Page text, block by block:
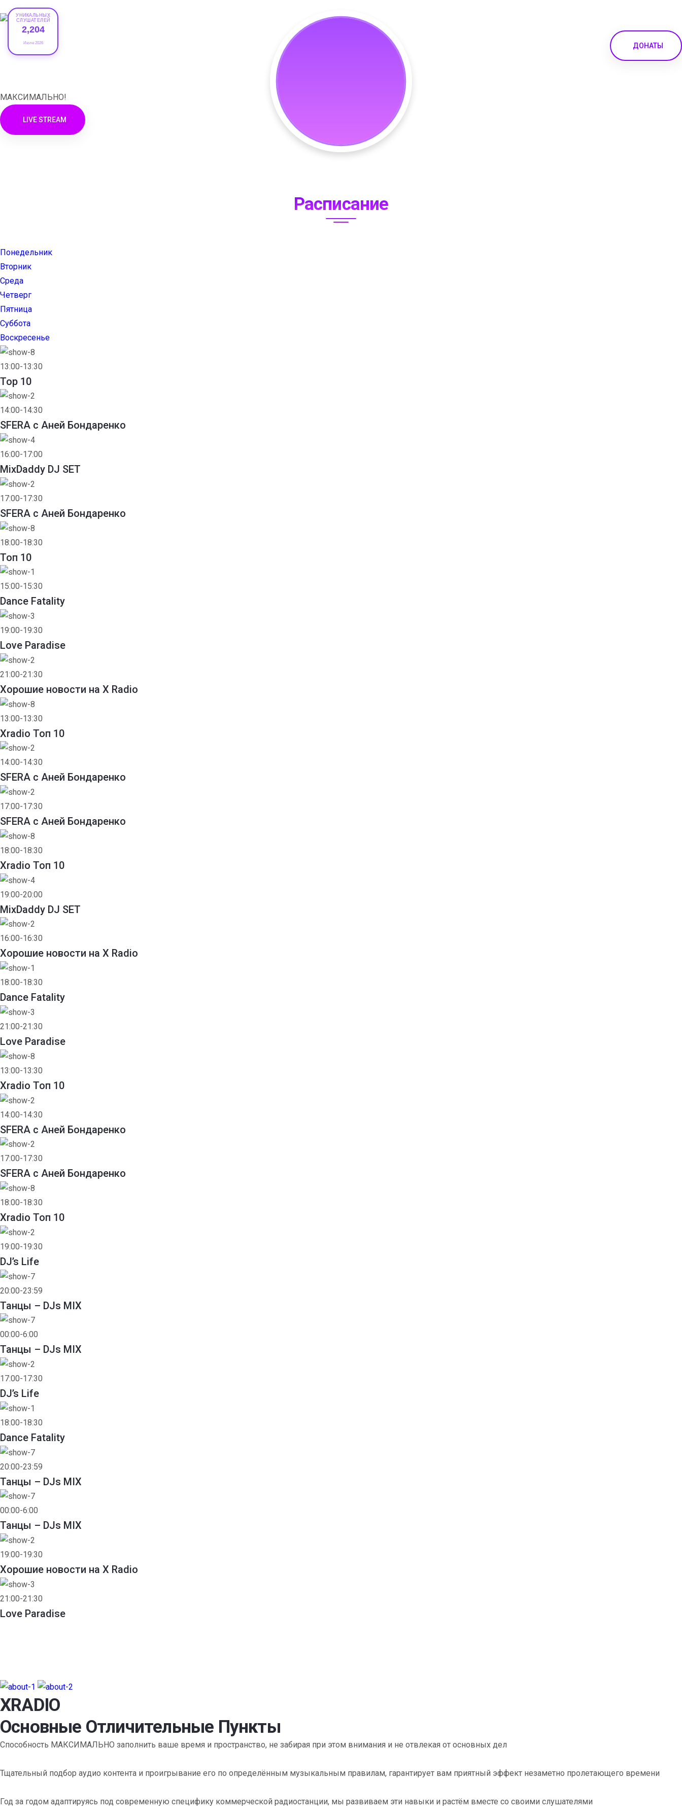
УНИКАЛЬНЫХ
СЛУШАТЕЛЕЙ
2,204
Июле 2026 ДОНАТЫ
МАКСИМАЛЬНО!
LIVE STREAM
Расписание
Понедельник
Вторник
Среда
Четверг
Пятница
Суббота
Воскресенье
13:00-13:30
Top 10
14:00-14:30
SFERA с Аней Бондаренко
16:00-17:00
MixDaddy DJ SET
17:00-17:30
SFERA с Аней Бондаренко
18:00-18:30
Toп 10
15:00-15:30
Dance Fatality
19:00-19:30
Love Paradise
21:00-21:30
Хорошие новости на X Radio
13:00-13:30
Xradio Топ 10
14:00-14:30
SFERA с Аней Бондаренко
17:00-17:30
SFERA с Аней Бондаренко
18:00-18:30
Xradio Топ 10
19:00-20:00
MixDaddy DJ SET
16:00-16:30
Хорошие новости на X Radio
18:00-18:30
Dance Fatality
21:00-21:30
Love Paradise
13:00-13:30
Xradio Топ 10
14:00-14:30
SFERA с Аней Бондаренко
17:00-17:30
SFERA с Аней Бондаренко
18:00-18:30
Xradio Топ 10
19:00-19:30
DJ’s Life
20:00-23:59
Танцы – DJs MIX
00:00-6:00
Танцы – DJs MIX
17:00-17:30
DJ’s Life
18:00-18:30
Dance Fatality
20:00-23:59
Танцы – DJs MIX
00:00-6:00
Танцы – DJs MIX
19:00-19:30
Хорошие новости на X Radio
21:00-21:30
Love Paradise
XRADIO
Основные Отличительные Пункты
Способность МАКСИМАЛЬНО заполнить ваше время и пространство, не забирая при этом внимания и не отвлекая от основных дел
Тщательный подбор аудио контента и проигрывание его по определённым музыкальным правилам, гарантирует вам приятный эффект незаметно пролетающего времени
Год за годом адаптируясь под современную специфику коммерческой радиостанции, мы развиваем эти навыки и растём вместе со своими слушателями